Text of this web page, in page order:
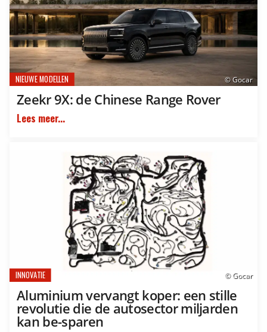
© Gocar
NIEUWE MODELLEN
Zeekr 9X: de Chinese Range Rover
Lees meer...
© Gocar
INNOVATIE
Aluminium vervangt koper: een stille
revolutie die de autosector miljarden
kan be-sparen